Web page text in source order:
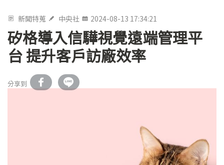
新聞特蒐 中央社 2024-08-13 17:34:21
矽格導入信驊視覺遠端管理平
台 提升客戶訪廠效率
分享到